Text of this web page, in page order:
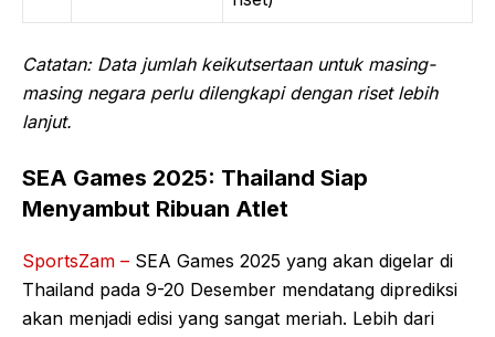
Catatan: Data jumlah keikutsertaan untuk masing-
masing negara perlu dilengkapi dengan riset lebih
lanjut.
SEA Games 2025: Thailand Siap
Menyambut Ribuan Atlet
SportsZam – SEA Games 2025 yang akan digelar di
Thailand pada 9-20 Desember mendatang diprediksi
akan menjadi edisi yang sangat meriah. Lebih dari